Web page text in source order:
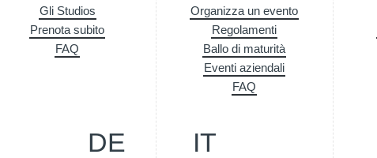
Gli Studios
Prenota subito
FAQ
Organizza un evento
Regolamenti
Ballo di maturità
Eventi aziendali
FAQ
DE IT